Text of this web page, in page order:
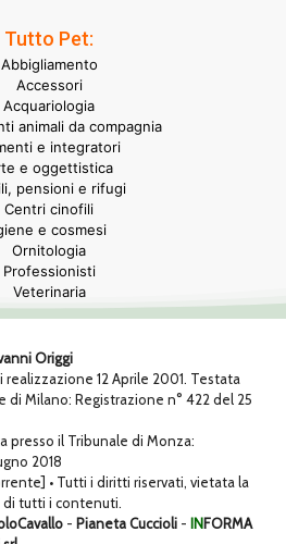
Tutto Pet:
Abbigliamento
Accessori
Acquariologia
animali da compagnia
e integratori
e oggettistica
pensioni e rifugi
Centri cinofili
e cosmesi
Ornitologia
Professionisti
Veterinaria
Origgi
realizzazione 12 Aprile 2001. Testata
di Milano: Registrazione n° 422 del 25
presso il Tribunale di Monza:
2018
• Tutti i diritti riservati, vietata la
di tutti i contenuti.
- Pianeta Cuccioli - INFORMA